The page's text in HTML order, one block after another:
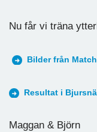
Nu får vi träna
Bilder från
Resultat i
Maggan & Björn